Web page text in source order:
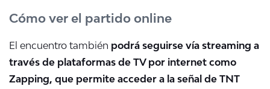
Cómo ver el partido online
El encuentro también podrá seguirse vía streaming a
través de plataformas de TV por internet como
Zapping, que permite acceder a la señal de TNT